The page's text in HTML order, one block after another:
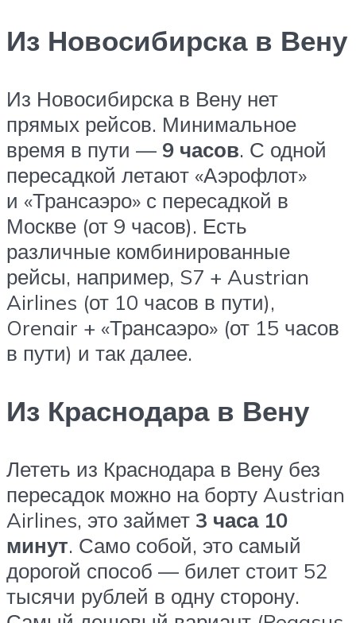
Из Новосибирска в Вену
Из Новосибирска в Вену нет
прямых рейсов. Минимальное
время в пути — 9 часов. С одной
пересадкой летают «Аэрофлот»
и «Трансаэро» с пересадкой в
Москве (от 9 часов). Есть
различные комбинированные
рейсы, например, S7 + Austrian
Airlines (от 10 часов в пути),
Orenair + «Трансаэро» (от 15 часов
в пути) и так далее.
Из Краснодара в Вену
Лететь из Краснодара в Вену без
пересадок можно на борту Austrian
Airlines, это займет 3 часа 10
минут. Само собой, это самый
дорогой способ — билет стоит 52
тысячи рублей в одну сторону.